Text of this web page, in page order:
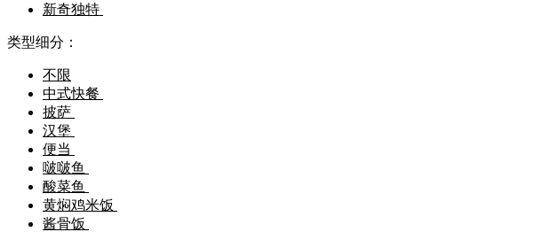
新奇独特
类型细分：
不限
中式快餐
披萨
汉堡
便当
啵啵鱼
酸菜鱼
黄焖鸡米饭
酱骨饭